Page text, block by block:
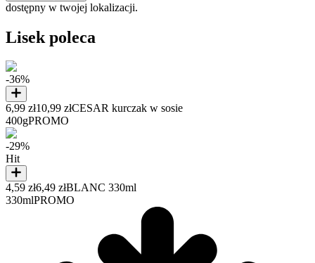
dostępny w twojej lokalizacji.
Lisek poleca
-36%
6,99 zł10,99 złCESAR kurczak w sosie
400gPROMO
-29%
Hit
4,59 zł6,49 złBLANC 330ml
330mlPROMO